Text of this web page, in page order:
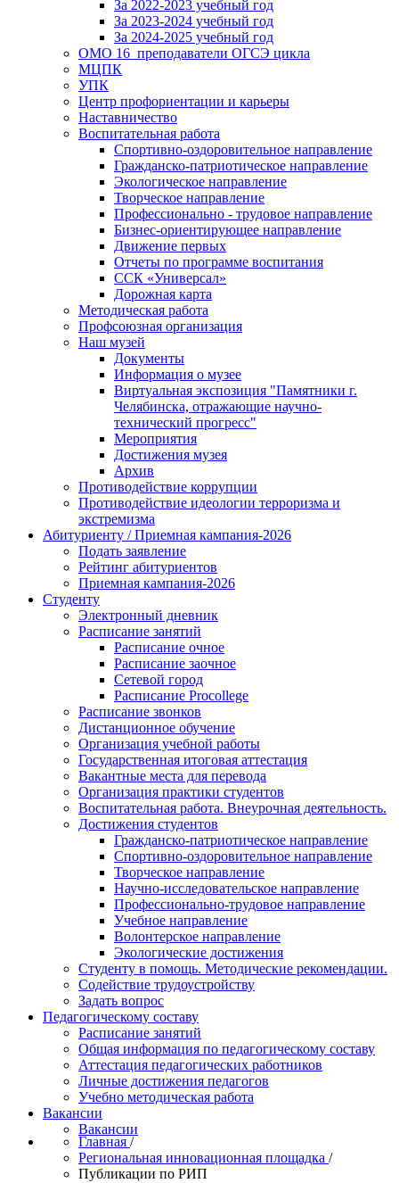
За 2022-2023 учебный год
За 2023-2024 учебный год
За 2024-2025 учебный год
ОМО 16_преподаватели ОГСЭ цикла
МЦПК
УПК
Центр профориентации и карьеры
Наставничество
Воспитательная работа
Спортивно-оздоровительное направление
Гражданско-патриотическое направление
Экологическое направление
Творческое направление
Профессионально - трудовое направление
Бизнес-ориентирующее направление
Движение первых
Отчеты по программе воспитания
ССК «Универсал»
Дорожная карта
Методическая работа
Профсоюзная организация
Наш музей
Документы
Информация о музее
Виртуальная экспозиция "Памятники г.
Челябинска, отражающие научно-
технический прогресс"
Мероприятия
Достижения музея
Архив
Противодействие коррупции
Противодействие идеологии терроризма и
экстремизма
Абитуриенту / Приемная кампания-2026
Подать заявление
Рейтинг абитуриентов
Приемная кампания-2026
Студенту
Электронный дневник
Расписание занятий
Расписание очное
Расписание заочное
Сетевой город
Расписание Procollege
Расписание звонков
Дистанционное обучение
Организация учебной работы
Государственная итоговая аттестация
Вакантные места для перевода
Организация практики студентов
Воспитательная работа. Внеурочная деятельность.
Достижения студентов
Гражданско-патриотическое направление
Спортивно-оздоровительное направление
Творческое направление
Научно-исследовательское направление
Профессионально-трудовое направление
Учебное направление
Волонтерское направление
Экологические достижения
Студенту в помощь. Методические рекомендации.
Содействие трудоустройству
Задать вопрос
Педагогическому составу
Расписание занятий
Общая информация по педагогическому составу
Аттестация педагогических работников
Личные достижения педагогов
Учебно методическая работа
Вакансии
Вакансии
Главная /
Региональная инновационная площадка /
Публикации по РИП